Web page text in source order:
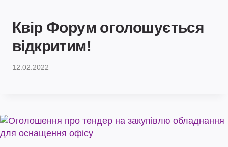
Квір Форум оголошується
відкритим!
12.02.2022